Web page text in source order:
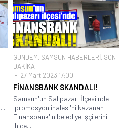
GÜNDEM, SAMSUN HABERLERİ, SON
DAKİKA
27 Mart 2023 17:00
FİNANSBANK SKANDALI!
Samsun'un Salıpazarı İlçesi'nde
'promosyon ihalesi'ni kazanan
Finansbank'ın belediye işçilerini
'hiçe...